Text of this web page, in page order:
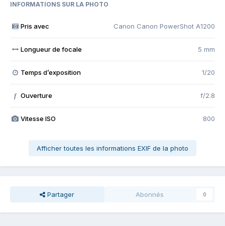
INFORMATIONS SUR LA PHOTO
Pris avec Canon Canon PowerShot A1200
Longueur de focale 5 mm
Temps d’exposition 1/20
f Ouverture f/2.8
Vitesse ISO 800
Afficher toutes les informations EXIF de la photo
Partager Abonnés 0